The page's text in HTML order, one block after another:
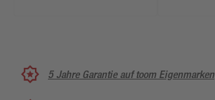
5 Jahre Garantie auf toom Eigenmarken